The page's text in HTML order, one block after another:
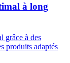
à long
grâce à des
produits adaptés